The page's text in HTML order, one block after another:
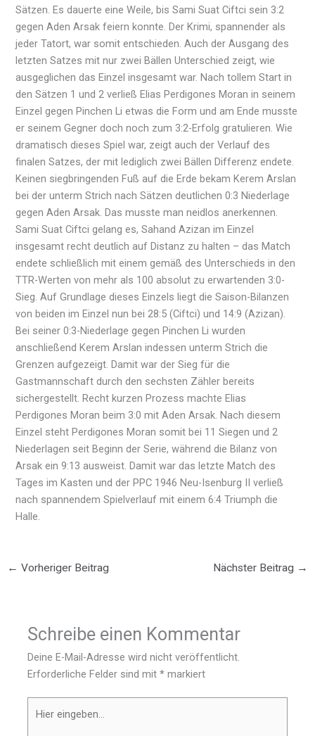
Sätzen. Es dauerte eine Weile, bis Sami Suat Ciftci sein 3:2
gegen Aden Arsak feiern konnte. Der Krimi, spannender als
jeder Tatort, war somit entschieden. Auch der Ausgang des
letzten Satzes mit nur zwei Bällen Unterschied zeigt, wie
ausgeglichen das Einzel insgesamt war. Nach tollem Start in
den Sätzen 1 und 2 verließ Elias Perdigones Moran in seinem
Einzel gegen Pinchen Li etwas die Form und am Ende musste
er seinem Gegner doch noch zum 3:2-Erfolg gratulieren. Wie
dramatisch dieses Spiel war, zeigt auch der Verlauf des
finalen Satzes, der mit lediglich zwei Bällen Differenz endete.
Keinen siegbringenden Fuß auf die Erde bekam Kerem Arslan
bei der unterm Strich nach Sätzen deutlichen 0:3 Niederlage
gegen Aden Arsak. Das musste man neidlos anerkennen.
Sami Suat Ciftci gelang es, Sahand Azizan im Einzel
insgesamt recht deutlich auf Distanz zu halten – das Match
endete schließlich mit einem gemäß des Unterschieds in den
TTR-Werten von mehr als 100 absolut zu erwartenden 3:0-
Sieg. Auf Grundlage dieses Einzels liegt die Saison-Bilanzen
von beiden im Einzel nun bei 28:5 (Ciftci) und 14:9 (Azizan).
Bei seiner 0:3-Niederlage gegen Pinchen Li wurden
anschließend Kerem Arslan indessen unterm Strich die
Grenzen aufgezeigt. Damit war der Sieg für die
Gastmannschaft durch den sechsten Zähler bereits
sichergestellt. Recht kurzen Prozess machte Elias
Perdigones Moran beim 3:0 mit Aden Arsak. Nach diesem
Einzel steht Perdigones Moran somit bei 11 Siegen und 2
Niederlagen seit Beginn der Serie, während die Bilanz von
Arsak ein 9:13 ausweist. Damit war das letzte Match des
Tages im Kasten und der PPC 1946 Neu-Isenburg II verließ
nach spannendem Spielverlauf mit einem 6:4 Triumph die
Halle.
← Vorheriger Beitrag Nächster Beitrag →
Schreibe einen Kommentar
Deine E-Mail-Adresse wird nicht veröffentlicht.
Erforderliche Felder sind mit* markiert
eingeben…